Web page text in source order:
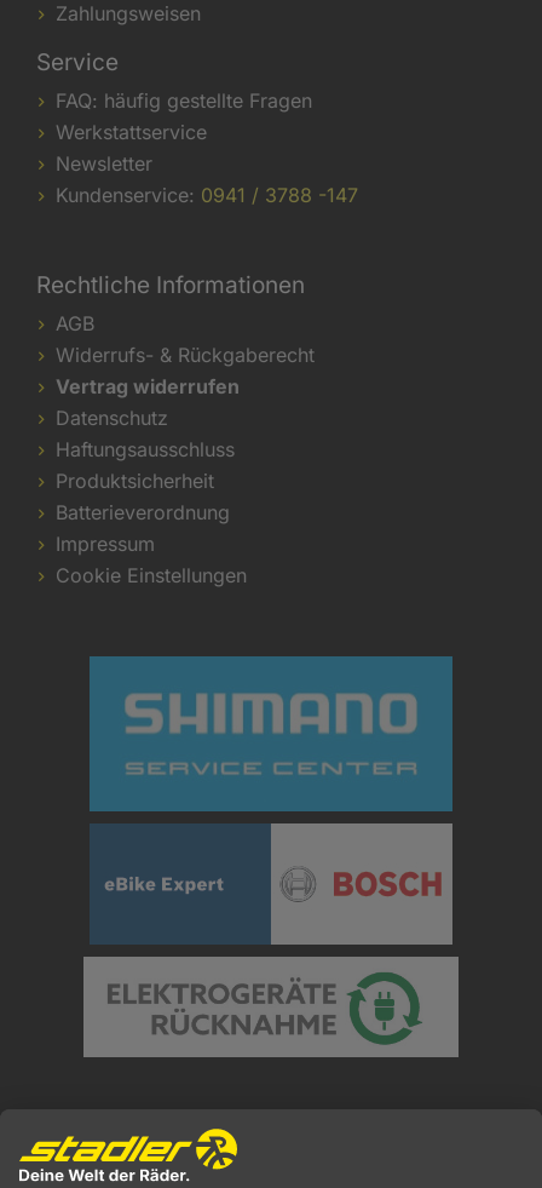
Zahlungsweisen
Service
FAQ: häufig gestellte Fragen
Werkstattservice
Newsletter
Kundenservice: 0941 / 3788 -147
Rechtliche Informationen
AGB
Widerrufs- & Rückgaberecht
Vertrag widerrufen
Datenschutz
Haftungsausschluss
Produktsicherheit
Batterieverordnung
Impressum
Cookie Einstellungen